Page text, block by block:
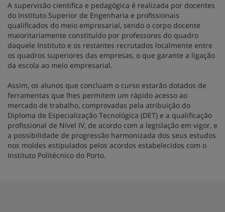
A supervisão cientifica e pedagógica é realizada por docentes
do Instituto Superior de Engenharia e profissionais
qualificados do meio empresarial, sendo o corpo docente
maioritariamente constituído por professores do quadro
daquele Instituto e os restantes recrutados localmente entre
os quadros superiores das empresas, o que garante a ligação
da escola ao meio empresarial.
Assim, os alunos que concluam o curso estarão dotados de
ferramentas que lhes permitem um rápido acesso ao
mercado de trabalho, comprovadas pela atribuição do
Diploma de Especialização Tecnológica (DET) e a qualificação
profissional de Nível IV, de acordo com a legislação em vigor, e
a possibilidade de progressão harmonizada dos seus estudos
nos moldes estipulados pelos acordos estabelecidos com o
Instituto Politécnico do Porto.